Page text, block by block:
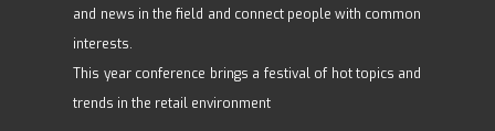
and news in the field and connect people with common
interests.
This year conference brings a festival of hot topics and
trends in the retail environment